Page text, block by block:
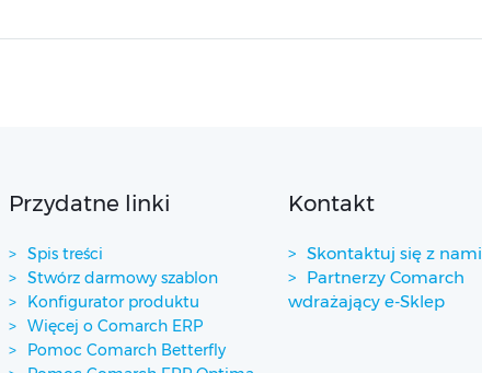
Przydatne linki
Spis treści
Stwórz darmowy szablon
Konfigurator produktu
Więcej o Comarch ERP
Pomoc Comarch Betterfly
Kontakt
Skontaktuj się z nami
Partnerzy Comarch
wdrażający e-Sklep